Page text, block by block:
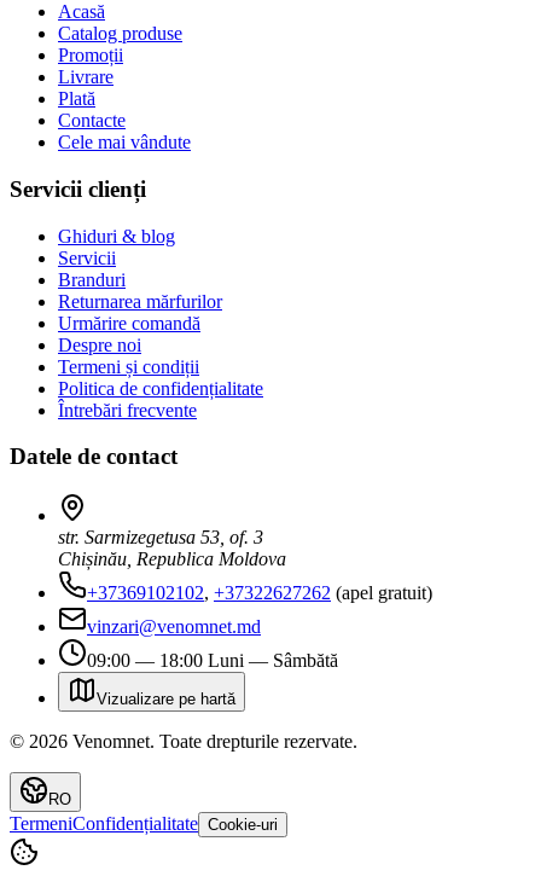
Acasă
Catalog produse
Promoții
Livrare
Plată
Contacte
Cele mai vândute
Servicii clienți
Ghiduri & blog
Servicii
Branduri
Returnarea mărfurilor
Urmărire comandă
Despre noi
Termeni și condiții
Politica de confidențialitate
Întrebări frecvente
Datele de contact
str. Sarmizegetusa 53, of. 3
Chișinău, Republica Moldova
+37369102102, +37322627262 (apel gratuit)
vinzari@venomnet.md
09:00 — 18:00 Luni — Sâmbătă
Vizualizare pe hartă
© 2026 Venomnet. Toate drepturile rezervate.
RO
TermeniConfidențialitate Cookie-uri